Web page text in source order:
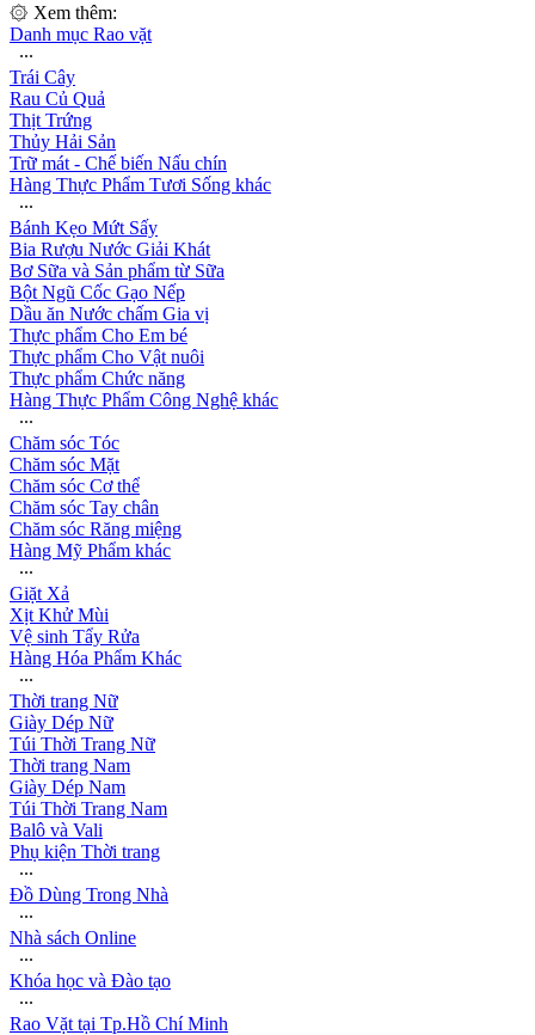
۞ Xem thêm:
Danh mục Rao vặt
∙∙∙
Trái Cây
Rau Củ Quả
Thịt Trứng
Thủy Hải Sản
Trữ mát - Chế biến Nấu chín
Hàng Thực Phẩm Tươi Sống khác
∙∙∙
Bánh Kẹo Mứt Sấy
Bia Rượu Nước Giải Khát
Bơ Sữa và Sản phẩm từ Sữa
Bột Ngũ Cốc Gạo Nếp
Dầu ăn Nước chấm Gia vị
Thực phẩm Cho Em bé
Thực phẩm Cho Vật nuôi
Thực phẩm Chức năng
Hàng Thực Phẩm Công Nghệ khác
∙∙∙
Chăm sóc Tóc
Chăm sóc Mặt
Chăm sóc Cơ thể
Chăm sóc Tay chân
Chăm sóc Răng miệng
Hàng Mỹ Phẩm khác
∙∙∙
Giặt Xả
Xịt Khử Mùi
Vệ sinh Tẩy Rửa
Hàng Hóa Phẩm Khác
∙∙∙
Thời trang Nữ
Giày Dép Nữ
Túi Thời Trang Nữ
Thời trang Nam
Giày Dép Nam
Túi Thời Trang Nam
Balô và Vali
Phụ kiện Thời trang
∙∙∙
Đồ Dùng Trong Nhà
∙∙∙
Nhà sách Online
∙∙∙
Khóa học và Đào tạo
∙∙∙
Rao Vặt tại Tp.Hồ Chí Minh